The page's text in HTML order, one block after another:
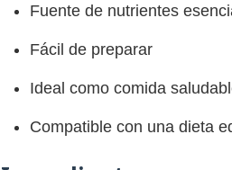
Fuente de nutrientes
Fácil de preparar
Ideal como comida
Compatible con una dieta